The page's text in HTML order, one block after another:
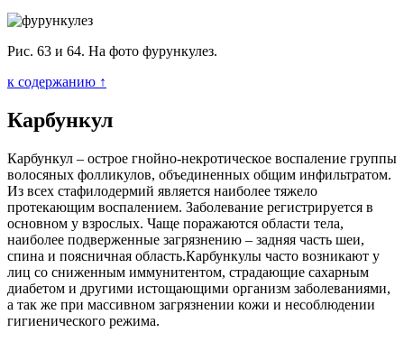
Рис. 63 и 64. На фото фурункулез.
к содержанию ↑
Карбункул
Карбункул – острое гнойно-некротическое воспаление группы
волосяных фолликулов, объединенных общим инфильтратом.
Из всех стафилодермий является наиболее тяжело
протекающим воспалением. Заболевание регистрируется в
основном у взрослых. Чаще поражаются области тела,
наиболее подверженные загрязнению – задняя часть шеи,
спина и поясничная область.Карбункулы часто возникают у
лиц со сниженным иммунитентом, страдающие сахарным
диабетом и другими истощающими организм заболеваниями,
а так же при массивном загрязнении кожи и несоблюдении
гигиенического режима.